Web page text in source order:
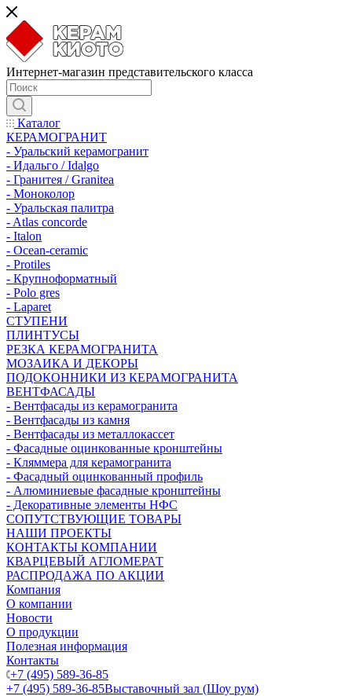
Интернет-магазин представительского класса
Каталог
КЕРАМОГРАНИТ
- Уральский керамогранит
- Идальго / Idalgo
- Гранитея / Granitea
- Моноколор
- Уральская палитра
- Atlas concorde
- Italon
- Ocean-ceramic
- Protiles
- Крупноформатный
- Polo gres
- Laparet
СТУПЕНИ
ПЛИНТУСЫ
РЕЗКА КЕРАМОГРАНИТА
МОЗАИКА И ДЕКОРЫ
ПОДОКОННИКИ ИЗ КЕРАМОГРАНИТА
ВЕНТФАСАДЫ
- Вентфасады из керамогранита
- Вентфасады из камня
- Вентфасады из металлокассет
- Фасадные оцинкованные кронштейны
- Кляммера для керамогранита
- Фасадный оцинкованный профиль
- Алюминиевые фасадные кронштейны
- Декоративные элементы НФС
СОПУТСТВУЮЩИЕ ТОВАРЫ
НАШИ ПРОЕКТЫ
КОНТАКТЫ КОМПАНИИ
КВАРЦЕВЫЙ АГЛОМЕРАТ
РАСПРОДАЖА ПО АКЦИИ
Компания
О компании
Новости
О продукции
Полезная информация
Контакты
+7 (495) 589-36-85
+7 (495) 589-36-85Выставочный зал (Шоу рум)